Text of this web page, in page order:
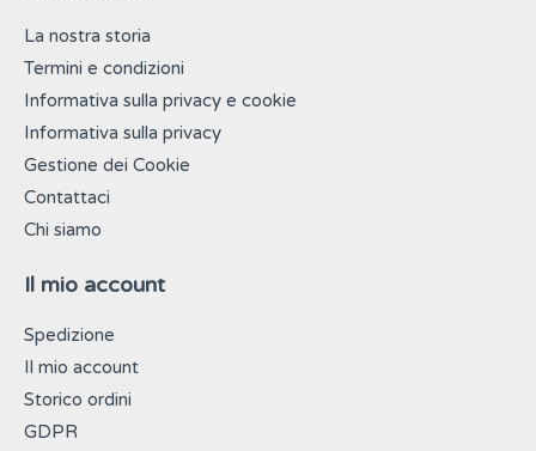
La nostra storia
Termini e condizioni
Informativa sulla privacy e cookie
Informativa sulla privacy
Gestione dei Cookie
Contattaci
Chi siamo
Il mio account
Spedizione
Il mio account
Storico ordini
GDPR